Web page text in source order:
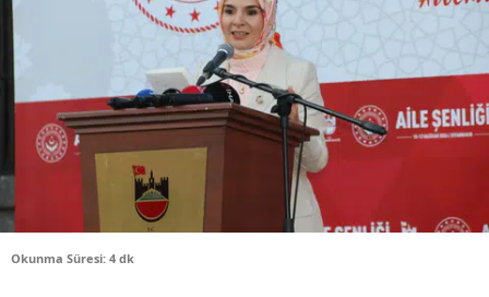
Çorum
Denizli
Edirne
Okunma Süresi: 4 dk